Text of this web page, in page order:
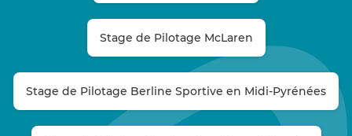
Stage de Pilotage McLaren
Stage de Pilotage Berline Sportive en Midi-Pyrénées